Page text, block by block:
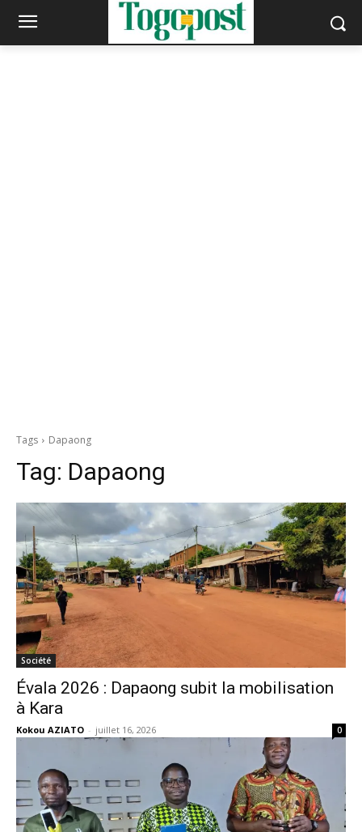
Tags Dapaong
Tag: Dapaong
Société
Évala 2026 : Dapaong subit la mobilisation
à Kara
Kokou AZIATO - juillet 16, 2026 0